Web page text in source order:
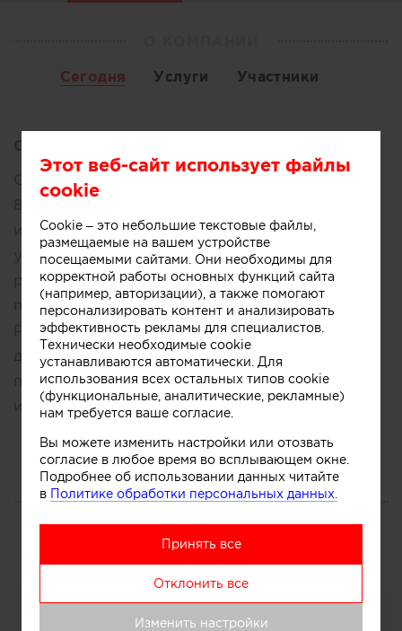
Сегодня Услуги Участники
Студия дизайна "Concept Design " уже более
их под ключ . За это время наша компания
успешно зарекомендовала себя. Нами
реализовано более 270 проектов . О нас
писали в журналах и это особенно приятно!
Работаем с разными объектами : квартирами,
домами, коммерческой недвижимостью. Мы
предлагаем полный цикл : от проектирования
и ремонта до комплектации мебелью!
ПОРТФОЛИО
Работы
Этот веб-сайт использует файлы
cookie
Cookie – это небольшие текстовые файлы,
размещаемые на вашем устройстве
посещаемыми сайтами. Они необходимы для
корректной работы основных функций сайта
(например, авторизации), а также помогают
персонализировать контент и анализировать
эффективность рекламы для специалистов.
Технически необходимые cookie
устанавливаются автоматически. Для
использования всех остальных типов cookie
(функциональные, аналитические, рекламные)
нам требуется ваше согласие.
Вы можете изменить настройки или отозвать
согласие в любое время во всплывающем окне.
Подробнее об использовании данных читайте
в Политике обработки персональных данных.
Принять все
Отклонить все
Изменить настройки